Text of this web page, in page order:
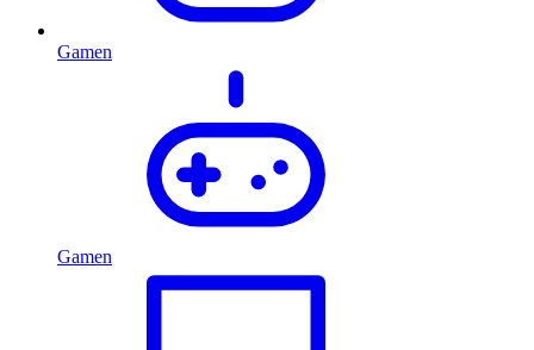
Gamen
Gamen